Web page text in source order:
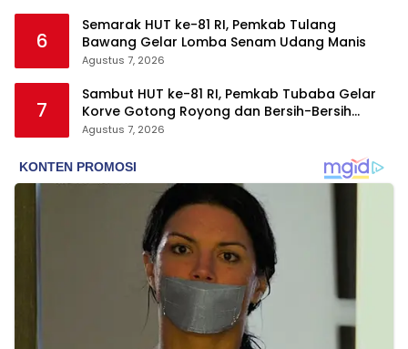
6
Semarak HUT ke-81 RI, Pemkab Tulang
Bawang Gelar Lomba Senam Udang Manis
Agustus 7, 2026
7
Sambut HUT ke-81 RI, Pemkab Tubaba Gelar
Korve Gotong Royong dan Bersih-Bersih
Serentak
Agustus 7, 2026